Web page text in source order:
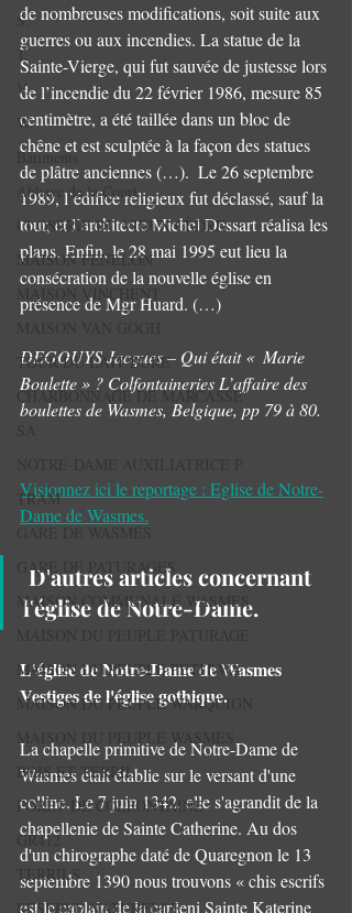
S.
T.
V.
W.
Bâtiments
Abbaye de la Court.
CLOSERIE DU VIEUX CÈDRE
MAISON FENELON
MAISON VINCHENT
TOUR DU LAIT BURE
CHARBONNAGE DE MARCASSE
TRAM
GARE DE PATURAGES
MAISON COMMUNALE WASMES
MAISON DU PEUPLE PETIT-WA
MAISON DU PEUPLE WARQUIGN
MAISON DU PEUPLE WASMES
BOIS ET TERRIL
FORET DE COLFONTAINE
GR412
TERRILS
RESERVE NATURELLE
de nombreuses modifications, soit suite aux
guerres ou aux incendies. La statue de la
Sainte-Vierge, qui fut sauvée de justesse lors
de l’incendie du 22 février 1986, mesure 85
centimètre, a été taillée dans un bloc de
chêne et est sculptée à la façon des statues
de plâtre anciennes (…).  Le 26 septembre
1989, l’édifice religieux fut déclassé, sauf la
tour, et l’architecte Michel Dessart réalisa les
plans. Enfin, le 28 mai 1995 eut lieu la
consécration de la nouvelle église en
présence de Mgr Huard. (…)
DEGOUYS Jacques – Qui était «  Marie
Boulette » ? Colfontaineries L’affaire des
boulettes de Wasmes, Belgique, pp 79 à 80.
Visionnez ici le reportage : Eglise de Notre-
Dame de Wasmes.
l'église de Notre-Dame.
L'église de Notre-Dame de Wasmes
Vestiges de l'église gothique.
La chapelle primitive de Notre-Dame de
Wasmes était établie sur le versant d'une
colline. Le 7 juin 1342, elle s'agrandit de la
chapellenie de Sainte Catherine. Au dos
d'un chirographe daté de Quaregnon le 13
septembre 1390 nous trouvons « chis escrifs
est le caplain de la capleni Sainte Katerine